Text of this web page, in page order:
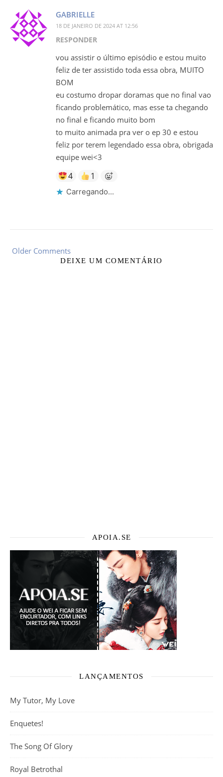
GABRIELLE
18 DE JANEIRO DE 2024 AT 12:56
RESPONDER
vou assistir o último episódio e estou muito
feliz de ter assistido toda essa obra, MUITO
BOM
eu costumo dropar doramas que no final vao
ficando problemático, mas esse ta chegando
no final e ficando muito bom
to muito animada pra ver o ep 30 e estou
feliz por terem legendado essa obra, obrigada
equipe wei<3
4 1
Carregando...
Older Comments
DEIXE UM COMENTÁRIO
APOIA.SE
LANÇAMENTOS
My Tutor, My Love
Enquetes!
The Song Of Glory
Royal Betrothal